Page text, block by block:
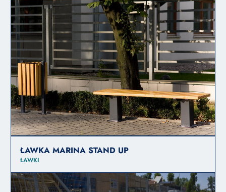
ŁAWKA MARINA STAND UP
ŁAWKI